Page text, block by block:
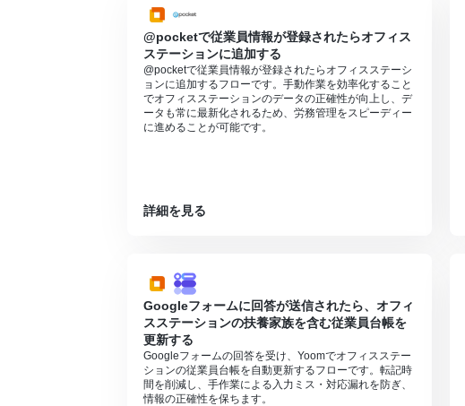
@pocketで従業員情報が登録されたらオフィス
ステーションに追加する
@pocketで従業員情報が登録されたらオフィスステーシ
ョンに追加するフローです。手動作業を効率化すること
でオフィスステーションのデータの正確性が向上し、デ
ータも常に最新化されるため、労務管理をスピーディー
に進めることが可能です。
詳細を見る
Googleフォームに回答が送信されたら、オフィ
スステーションの扶養家族を含む従業員台帳を
更新する
Googleフォームの回答を受け、Yoomでオフィスステー
ションの従業員台帳を自動更新するフローです。転記時
間を削減し、手作業による入力ミス・対応漏れを防ぎ、
情報の正確性を保ちます。